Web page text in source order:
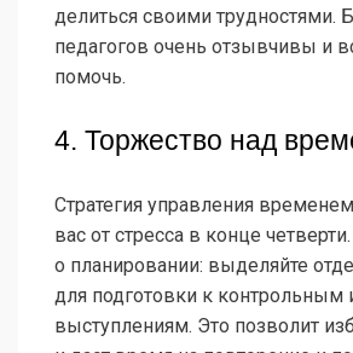
делиться своими трудностями.
педагогов очень отзывчивы и
помочь.
4. Торжество над
Стратегия управления
вас от стресса в конце
о планировании: выделяйте
для подготовки к контрольным
выступлениям. Это позволит